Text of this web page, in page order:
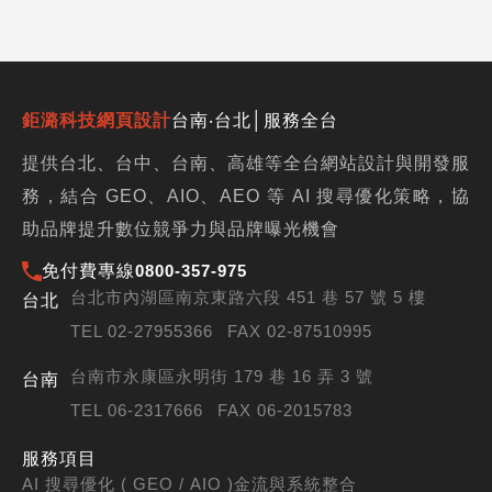
鉅潞科技網頁設計台南‧台北│服務全台
提供台北、台中、台南、高雄等全台網站設計與開發服
務，結合 GEO、AIO、AEO 等 AI 搜尋優化策略，協
助品牌提升數位競爭力與品牌曝光機會
免付費專線0800-357-975
台北
台北市內湖區南京東路六段 451 巷 57 號 5 樓
TEL 02-27955366
FAX 02-87510995
台南
台南市永康區永明街 179 巷 16 弄 3 號
TEL 06-2317666
FAX 06-2015783
服務項目
AI 搜尋優化 ( GEO / AIO )金流與系統整合